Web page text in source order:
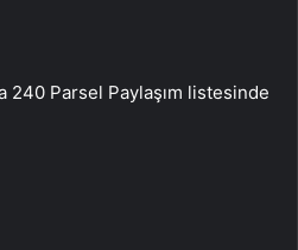
240 Parsel Paylaşım listesinde